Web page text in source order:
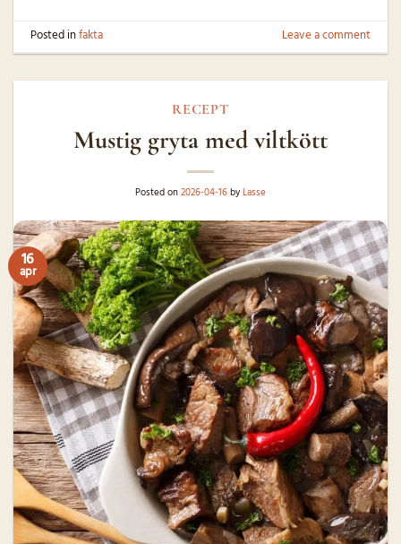
Posted infakta Leave a comment
RECEPT
Mustig gryta med viltkött
Posted on2026-04-16byLasse
16
apr